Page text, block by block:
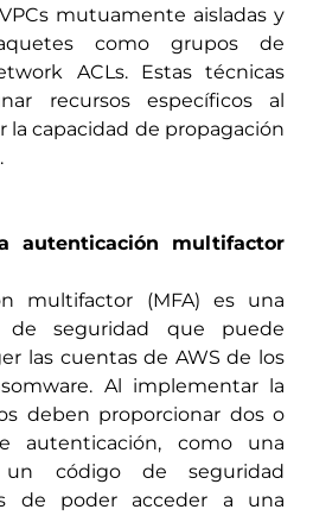
mutuamente aisladas y
como grupos de
ACLs. Estas técnicas
recursos específicos al
la capacidad de propagación
autenticación multifactor
multifactor (MFA) es una
de seguridad que puede
las cuentas de AWS de los
Al implementar la
deben proporcionar dos o
autenticación, como una
código de seguridad
de poder acceder a una